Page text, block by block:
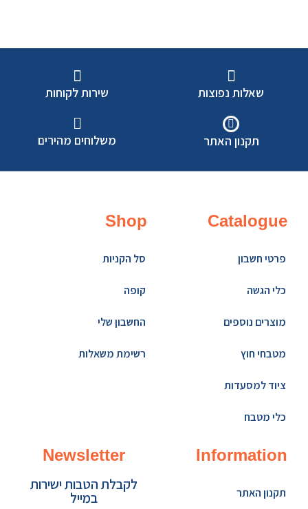
שאלות נפוצות שירות לקוחות
תקנון האתר משלוחים מהירים
Catalogue
פרטי חשבון
כלי הגשה
מוצרים נוספים
מטבחי חוץ
ציוד למסעדות
כלי מטבח
Shop
סל הקניות
קופה
החשבון שלי
רשימת משאלות
Information
תקנון האתר
Newsletter
לקבלת הטבות ישירות
במייל